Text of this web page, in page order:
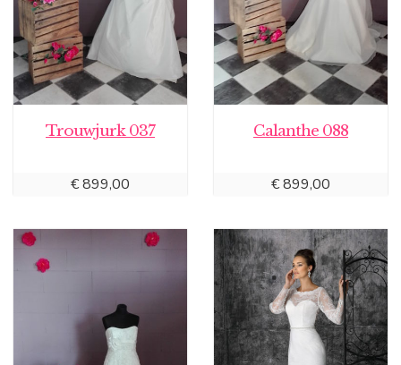
Trouwjurk 037
€899,00
Calanthe 088
€899,00